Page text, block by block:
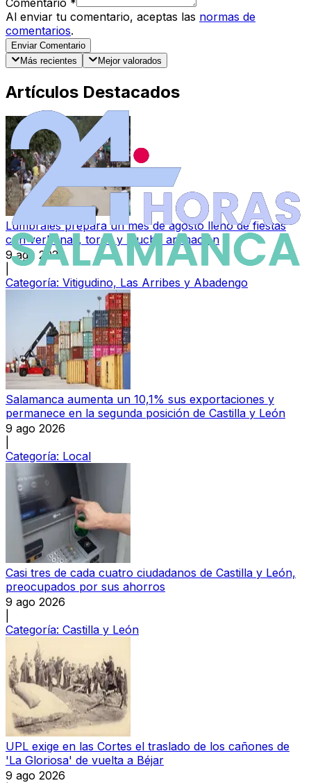
Al enviar tu comentario, aceptas las normas de
comentarios.
Enviar Comentario
Más recientes
Mejor valorados
Artículos Destacados
Lumbrales prepara un mes de agosto lleno de fiestas
con verbenas, toros y mucha animación
9 ago 2026
Categoría: Vitigudino, Las Arribes y Abadengo
Salamanca aumenta un 10,1% sus exportaciones y
permanece en la segunda posición de Castilla y León
9 ago 2026
Categoría: Local
Casi tres de cada cuatro ciudadanos de Castilla y León,
preocupados por sus ahorros
9 ago 2026
Categoría: Castilla y León
UPL exige en las Cortes el traslado de los cañones de
'La Gloriosa' de vuelta a Béjar
9 ago 2026